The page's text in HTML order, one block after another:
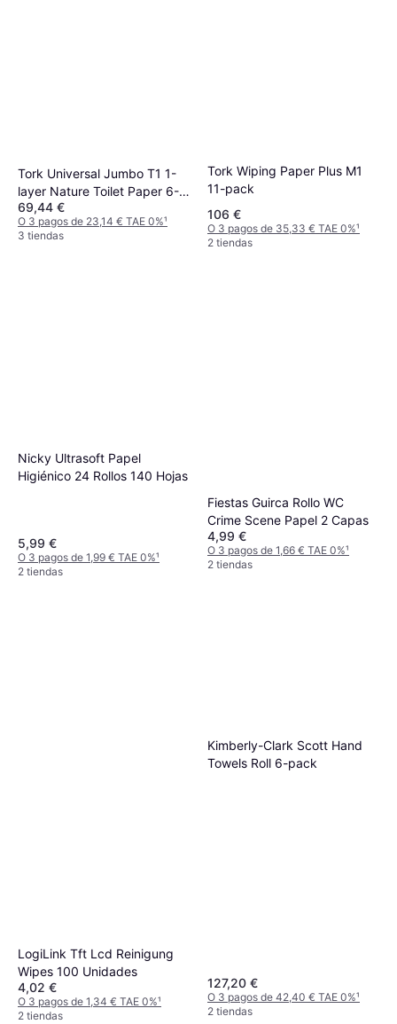
Tork Universal Jumbo T1 1-
layer Nature Toilet Paper 6-
pack
69,44 €
O 3 pagos de 23,14 € TAE 0%¹
3 tiendas
Tork Wiping Paper Plus M1
11-pack
106 €
O 3 pagos de 35,33 € TAE 0%¹
2 tiendas
Nicky Ultrasoft Papel
Higiénico 24 Rollos 140 Hojas
5,99 €
O 3 pagos de 1,99 € TAE 0%¹
2 tiendas
Fiestas Guirca Rollo WC
Crime Scene Papel 2 Capas
4,99 €
O 3 pagos de 1,66 € TAE 0%¹
2 tiendas
LogiLink Tft Lcd Reinigung
Wipes 100 Unidades
4,02 €
O 3 pagos de 1,34 € TAE 0%¹
2 tiendas
Kimberly-Clark Scott Hand
Towels Roll 6-pack
127,20 €
O 3 pagos de 42,40 € TAE 0%¹
2 tiendas